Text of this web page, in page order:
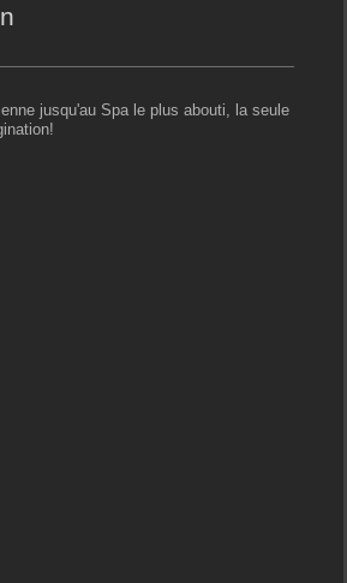
jusqu'au Spa le plus abouti, la seule